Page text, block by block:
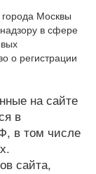
Москвы
в сфере
о регистрации
на сайте
в
в том числе
сайта,